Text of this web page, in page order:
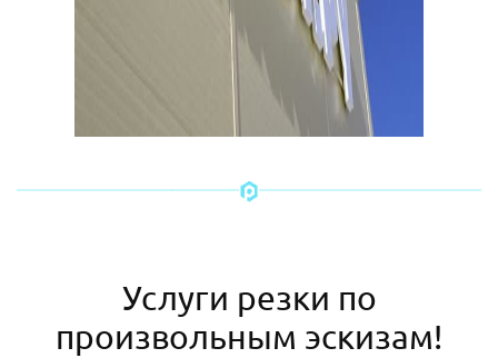
Услуги резки по
произвольным эскизам!